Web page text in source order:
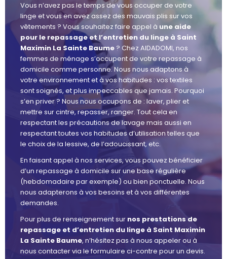
Vous n’avez pas le temps de vous occuper de votre
linge et vous en avez assez des mauvais plis sur vos
vêtements ? Vous souhaitez faire appel à une aide
pour le repassage et l’entretien du linge à Saint
Maximin La Sainte Baume ? Chez AIDADOMI, nos
femmes de ménage s’occupent de votre repassage à
domicile comme personne. Nous nous adaptons à
votre environnement et à vos habitudes : vos textiles
sont soignés, et plus impeccables que jamais. Pourquoi
s’en priver ? Nous nous occupons de : laver, plier et
mettre sur cintre, repasser, ranger. Tout cela en
respectant les précautions de lavage mais aussi en
respectant toutes vos habitudes d’utilisation telles que
le choix de la lessive, de l’adoucissant, etc.
En faisant appel à nos services, vous pouvez bénéficier
d’un repassage à domicile sur une base régulière
(hebdomadaire par exemple) ou bien ponctuelle. Nous
nous adapterons à vos besoins et à vos différentes
demandes.
Pour plus de renseignement sur nos prestations de
repassage et d’entretien du linge à Saint Maximin
La Sainte Baume, n’hésitez pas à nous appeler ou à
nous contacter via le formulaire ci-contre pour un devis.